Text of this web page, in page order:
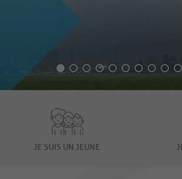
JE SUIS UN JEUNE